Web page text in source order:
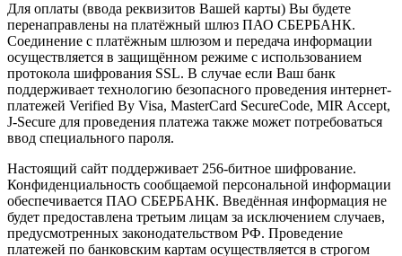
Для оплаты (ввода реквизитов Вашей карты) Вы будете
перенаправлены на платёжный шлюз ПАО СБЕРБАНК.
Соединение с платёжным шлюзом и передача информации
осуществляется в защищённом режиме с использованием
протокола шифрования SSL. В случае если Ваш банк
поддерживает технологию безопасного проведения интернет-
платежей Verified By Visa, MasterCard SecureCode, MIR Accept,
J-Secure для проведения платежа также может потребоваться
ввод специального пароля.
Настоящий сайт поддерживает 256-битное шифрование.
Конфиденциальность сообщаемой персональной информации
обеспечивается ПАО СБЕРБАНК. Введённая информация не
будет предоставлена третьим лицам за исключением случаев,
предусмотренных законодательством РФ. Проведение
платежей по банковским картам осуществляется в строгом